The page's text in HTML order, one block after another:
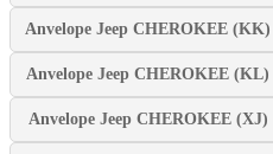
Anvelope Jeep CHEROKEE (KK)
Anvelope Jeep CHEROKEE (KL)
Anvelope Jeep CHEROKEE (XJ)